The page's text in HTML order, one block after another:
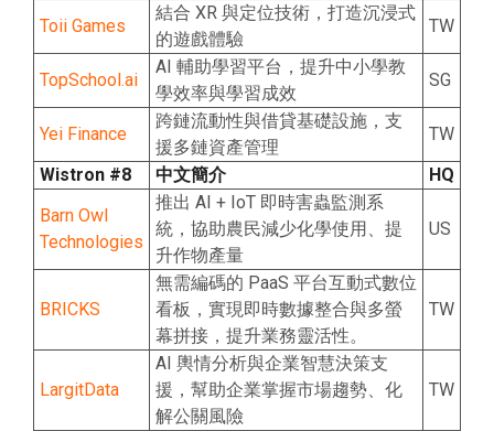
Toii Games
結合 XR 與定位技術，打造沉浸式
的遊戲體驗
TW
TopSchool.ai
AI 輔助學習平台，提升中小學教
學效率與學習成效
SG
Yei Finance
跨鏈流動性與借貸基礎設施，支
援多鏈資產管理
TW
Wistron #8
中文簡介
HQ
Barn Owl
Technologies
推出 AI + IoT 即時害蟲監測系
統，協助農民減少化學使用、提
升作物產量
US
BRICKS
無需編碼的 PaaS 平台互動式數位
看板，實現即時數據整合與多螢
幕拼接，提升業務靈活性。
TW
LargitData
AI 輿情分析與企業智慧決策支
援，幫助企業掌握市場趨勢、化
解公關風險
TW